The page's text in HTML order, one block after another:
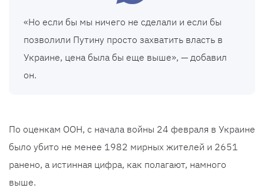
«Но если бы мы ничего не сделали и если бы
позволили Путину просто захватить власть в
Украине, цена была бы еще выше», — добавил
он.
По оценкам ООН, с начала войны 24 февраля в Украине
было убито не менее 1982 мирных жителей и 2651
ранено, а истинная цифра, как полагают, намного
выше.